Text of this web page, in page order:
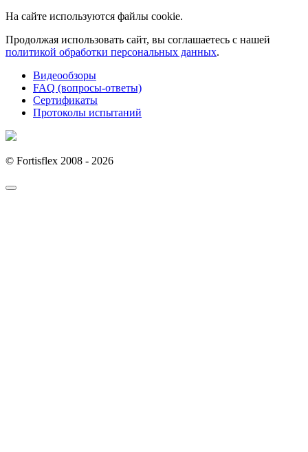
На сайте используются файлы cookie.
Продолжая использовать сайт, вы соглашаетесь с нашей
политикой обработки персональных данных.
Видеообзоры
FAQ (вопросы-ответы)
Сертификаты
Протоколы испытаний
© Fortisflex 2008 - 2026